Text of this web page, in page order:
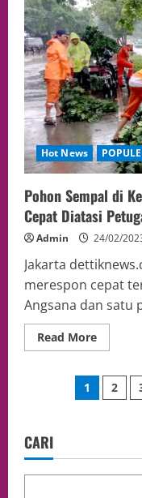
Hot News
Pohon Sempal di
Cepat Diatasi
Admin 24/02/
Jakarta
merespon cepat
Angsana dan satu
Read More
1 2
CARI